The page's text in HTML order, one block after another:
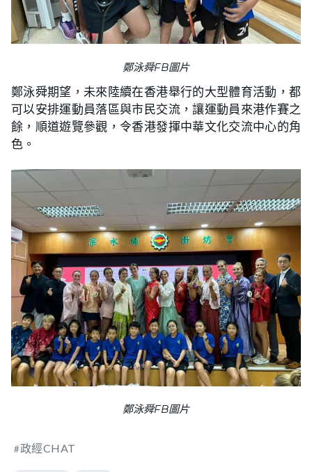
鄭泳舜FB圖片
鄭泳舜期望，未來陸續在香港舉行的大型體育活動，都
可以安排運動員落區與市民交流，讓運動員來港作賽之
餘，順道遊覽參觀，令香港發揮中華文化交流中心的角
色。
鄭泳舜FB圖片
政經CHAT